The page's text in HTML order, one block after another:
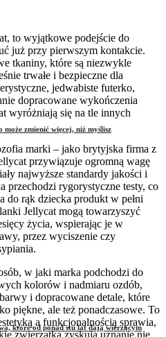
zmienić więcej, niż myślisz
które od ponad stu lat dają wierzącym
to wyjątkowe podejście do
już przy pierwszym kontakcie.
tkaniny, które są niezwykle
trwałe i bezpieczne dla
jedwabiste futerko,
dopracowane wykończenia
wyróżniają się na tle innych
marki – jako brytyjska firma z
przywiązuje ogromną wagę
najwyższe standardy jakości i
przechodzi rygorystyczne testy, co
do rąk dziecka produkt w pełni
Jellycat mogą towarzyszyć
życia, wspierając je w
przez wyciszenie czy
w jaki marka podchodzi do
kolorów i nadmiaru ozdób,
i dopracowane detale, które
piękne, ale też ponadczasowe. To
a funkcjonalnością sprawia,